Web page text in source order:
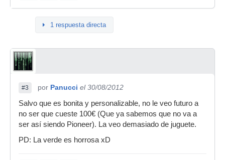
1 respuesta directa
#3 por Panucci el 30/08/2012
Salvo que es bonita y personalizable, no le veo futuro a
no ser que cueste 100€ (Que ya sabemos que no va a
ser así siendo Pioneer). La veo demasiado de juguete.
PD: La verde es horrosa xD